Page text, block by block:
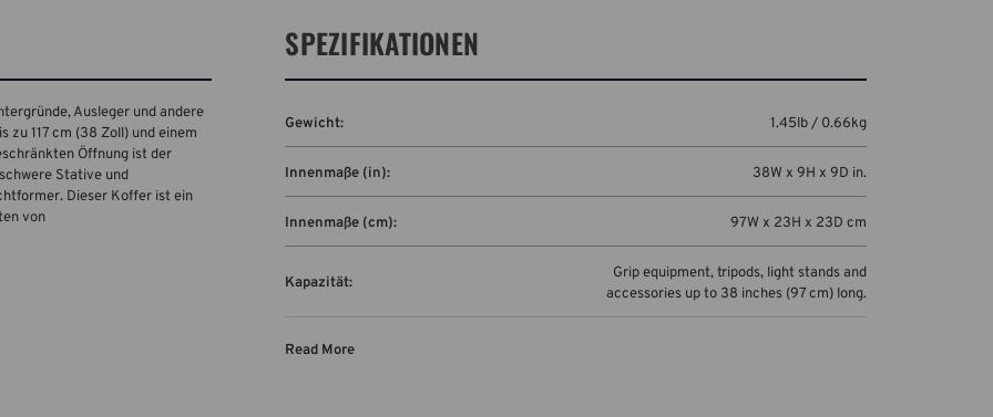
Ausleger und andere
zu 117 cm (38 Zoll) und einem
Öffnung ist der
Stative und
Dieser Koffer ist ein
von
SPEZIFIKATIONEN
Gewicht: 1.45lb / 0.66kg
Innenmaße (in): 38W x 9H x 9D in.
Innenmaße (cm): 97W x 23H x 23D cm
Kapazität:
Grip equipment, tripods, light stands and
accessories up to 38 inches (97 cm) long.
Außenmaße (in):
Read More